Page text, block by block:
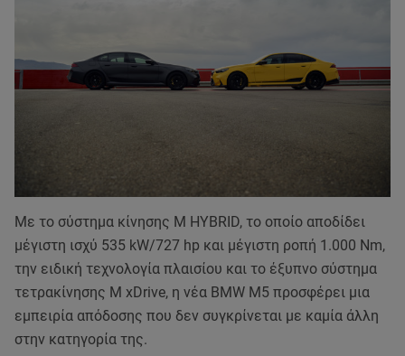
Με το σύστημα κίνησης M HYBRID, το οποίο αποδίδει
μέγιστη ισχύ 535 kW/727 hp και μέγιστη ροπή 1.000 Nm,
την ειδική τεχνολογία πλαισίου και το έξυπνο σύστημα
τετρακίνησης M xDrive, η νέα BMW M5 προσφέρει μια
εμπειρία απόδοσης που δεν συγκρίνεται με καμία άλλη
στην κατηγορία της.